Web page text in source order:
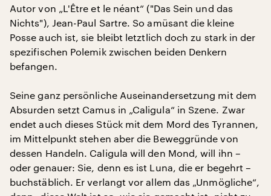
Autor von „L'Être et le néant“ ("Das Sein und das
Nichts"), Jean-Paul Sartre. So amüsant die kleine
Posse auch ist, sie bleibt letztlich doch zu stark in der
spezifischen Polemik zwischen beiden Denkern
befangen.
Seine ganz persönliche Auseinandersetzung mit dem
Absurden setzt Camus in „Caligula“ in Szene. Zwar
endet auch dieses Stück mit dem Mord des Tyrannen,
im Mittelpunkt stehen aber die Beweggründe von
dessen Handeln. Caligula will den Mond, will ihn –
oder genauer: Sie, denn es ist Luna, die er begehrt –
buchstäblich. Er verlangt vor allem das „Unmögliche“,